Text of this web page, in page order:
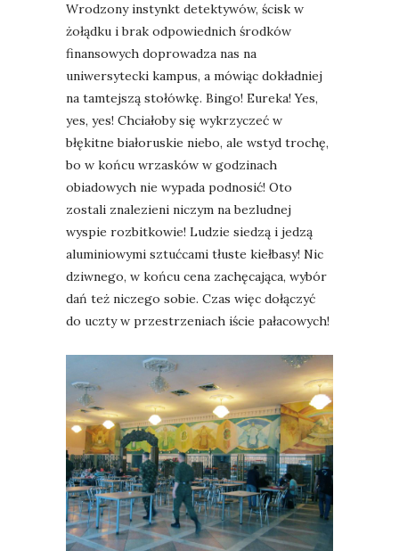
Wrodzony instynkt detektywów, ścisk w
żołądku i brak odpowiednich środków
finansowych doprowadza nas na
uniwersytecki kampus, a mówiąc dokładniej
na tamtejszą stołówkę. Bingo! Eureka! Yes,
yes, yes! Chciałoby się wykrzyczeć w
błękitne białoruskie niebo, ale wstyd trochę,
bo w końcu wrzasków w godzinach
obiadowych nie wypada podnosić! Oto
zostali znalezieni niczym na bezludnej
wyspie rozbitkowie! Ludzie siedzą i jedzą
aluminiowymi sztućcami tłuste kiełbasy! Nic
dziwnego, w końcu cena zachęcająca, wybór
dań też niczego sobie. Czas więc dołączyć
do uczty w przestrzeniach iście pałacowych!